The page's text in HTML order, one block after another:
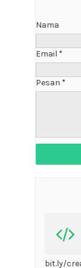
Nama
Email *
Pesan *
bit.ly/